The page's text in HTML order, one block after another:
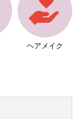
ヘアメイク